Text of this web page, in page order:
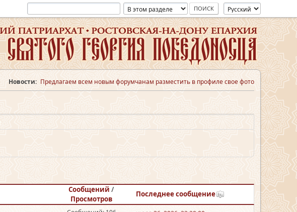
Новости: Предлагаем всем новым форумчанам разместить в профиле свое фото
Сообщений /
Просмотров
Последнее сообщение